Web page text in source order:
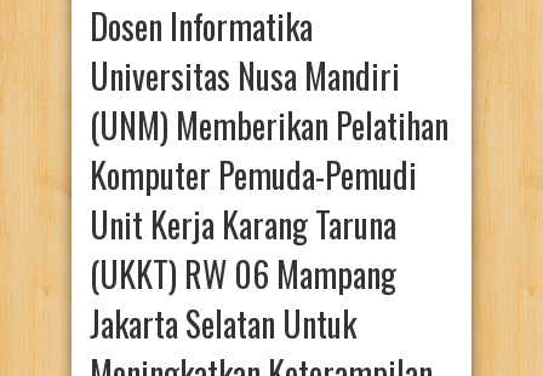
Dosen Informatika
Universitas Nusa Mandiri
(UNM) Memberikan Pelatihan
Komputer Pemuda-Pemudi
Unit Kerja Karang Taruna
(UKKT) RW 06 Mampang
Jakarta Selatan Untuk